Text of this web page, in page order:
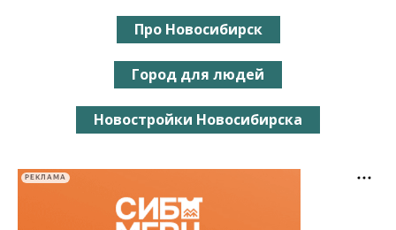
Про Новосибирск
Город для людей
Новостройки Новосибирска
РЕКЛАМА